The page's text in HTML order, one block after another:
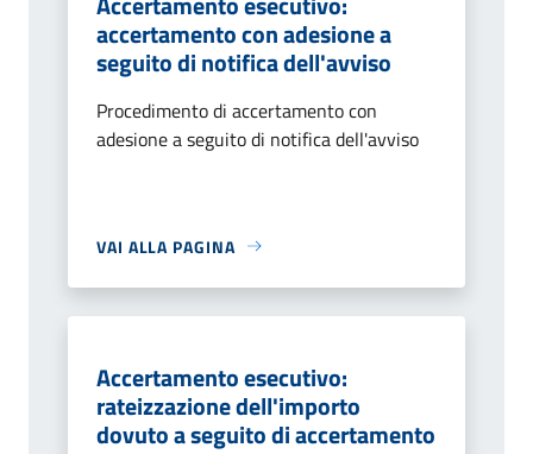
accertamento con adesione a
seguito di notifica dell'avviso
Procedimento di accertamento con
adesione a seguito di notifica dell'avviso
VAI ALLA PAGINA
Accertamento esecutivo:
rateizzazione dell'importo
dovuto a seguito di accertamento